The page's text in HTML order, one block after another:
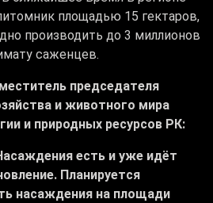
площадью 15 гектаров,
производить до 3 миллионов
саженцев.
председателя
и животного мира
и природных ресурсов РК:
есть и уже идёт
Планируется
насаждения на площади